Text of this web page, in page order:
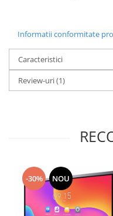
Informatii conformitate
Caracteristici
Review-uri(1)
-30% NOU